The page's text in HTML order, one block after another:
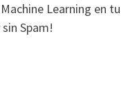
Learning en tu
Spam!